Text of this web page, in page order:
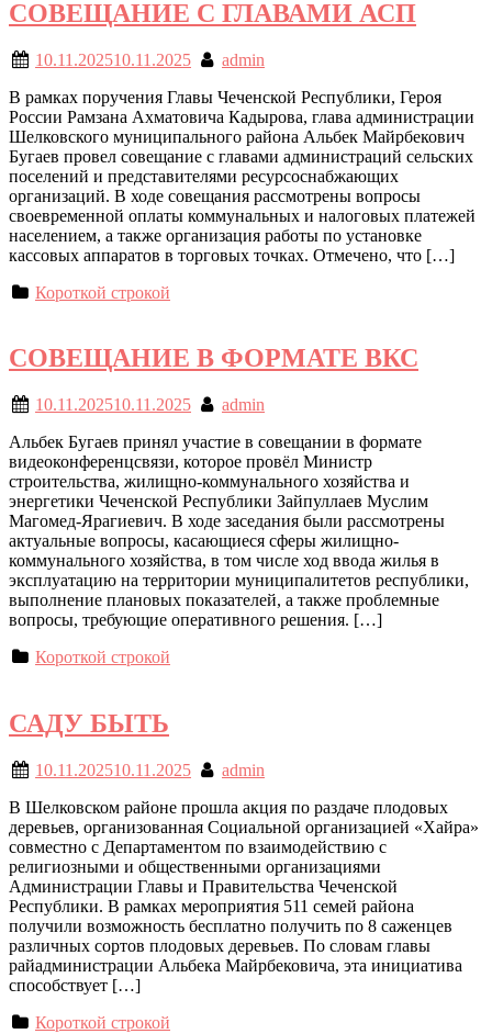
СОВЕЩАНИЕ С ГЛАВАМИ АСП
10.11.202510.11.2025
admin
В рамках поручения Главы Чеченской Республики, Героя
России Рамзана Ахматовича Кадырова, глава администрации
Шелковского муниципального района Альбек Майрбекович
Бугаев провел совещание с главами администраций сельских
поселений и представителями ресурсоснабжающих
организаций. В ходе совещания рассмотрены вопросы
своевременной оплаты коммунальных и налоговых платежей
населением, а также организация работы по установке
кассовых аппаратов в торговых точках. Отмечено, что […]
Короткой строкой
СОВЕЩАНИЕ В ФОРМАТЕ ВКС
10.11.202510.11.2025
admin
Альбек Бугаев принял участие в совещании в формате
видеоконференцсвязи, которое провёл Министр
строительства, жилищно-коммунального хозяйства и
энергетики Чеченской Республики Зайпуллаев Муслим
Магомед-Ярагиевич. В ходе заседания были рассмотрены
актуальные вопросы, касающиеся сферы жилищно-
коммунального хозяйства, в том числе ход ввода жилья в
эксплуатацию на территории муниципалитетов республики,
выполнение плановых показателей, а также проблемные
вопросы, требующие оперативного решения. […]
Короткой строкой
САДУ БЫТЬ
10.11.202510.11.2025
admin
В Шелковском районе прошла акция по раздаче плодовых
деревьев, организованная Социальной организацией «Хайра»
совместно с Департаментом по взаимодействию с
религиозными и общественными организациями
Администрации Главы и Правительства Чеченской
Республики. В рамках мероприятия 511 семей района
получили возможность бесплатно получить по 8 саженцев
различных сортов плодовых деревьев. По словам главы
райадминистрации Альбека Майрбековича, эта инициатива
способствует […]
Короткой строкой